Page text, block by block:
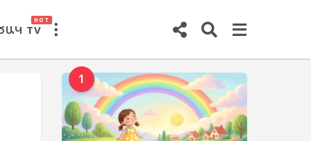
TV
HOT
1